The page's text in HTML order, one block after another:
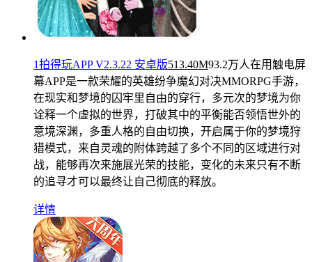
1拍得玩APP V2.3.22 安卓版513.40M93.2万人在用触电屏
幕APP是一款荣耀的英雄纷争魔幻对决MMORPG手游，
在现实和梦境的囚牢里自由的穿行，多元次的梦境为你
诠释一个虚拟的世界，打破其中的平衡能否领悟世外的
意境深渊，多重人格的自由切换，开启属于你的梦境狩
猎模式，来自灵魂的附体跨越了多个不同的区域进行对
战，能够再次来施展光荣的技能，变化的未来只有不断
的追寻才可以最终让自己彻底的释放。
详情